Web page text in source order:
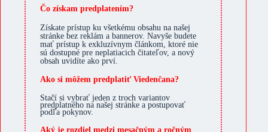
Čo získam predplatením?
Získate prístup ku všetkému obsahu na našej
stránke bez reklám a bannerov. Navyše budete
mať prístup k exkluzívnym článkom, ktoré nie
sú dostupné pre neplatiacich čitateľov, a nový
obsah uvidíte ako prví.
Ako si môžem predplatiť Viedenčana?
Stačí si vybrať jeden z troch variantov
predplatného na našej stránke a postupovať
podľa pokynov.
Aký je rozdiel medzi mesačným a ročným